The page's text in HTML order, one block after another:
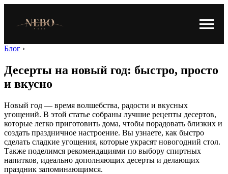
Блог ›
Десерты на новый год: быстро, просто
и вкусно
Новый год — время волшебства, радости и вкусных
угощений. В этой статье собраны лучшие рецепты десертов,
которые легко приготовить дома, чтобы порадовать близких и
создать праздничное настроение. Вы узнаете, как быстро
сделать сладкие угощения, которые украсят новогодний стол.
Также поделимся рекомендациями по выбору спиртных
напитков, идеально дополняющих десерты и делающих
праздник запоминающимся.